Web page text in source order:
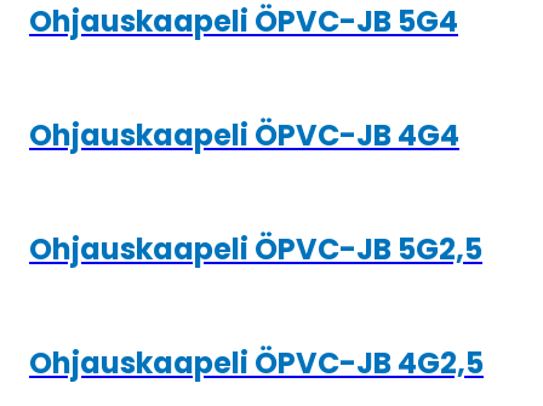
Ohjauskaapeli ÖPVC-JB 5G4
Ohjauskaapeli ÖPVC-JB 4G4
Ohjauskaapeli ÖPVC-JB 5G2,5
Ohjauskaapeli ÖPVC-JB 4G2,5